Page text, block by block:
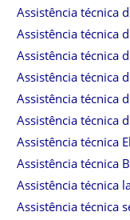
Assistência técnica
Assistência técnica
Assistência técnica
Assistência técnica
Assistência técnica
Assistência técnica
Assistência técnica
Assistência técnica
Assistência técnica
Assistência técnica